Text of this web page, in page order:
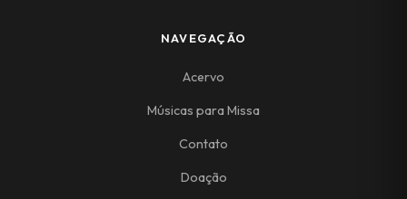
NAVEGAÇÃO
Acervo
Músicas para Missa
Contato
Doação